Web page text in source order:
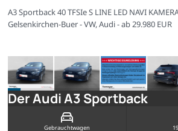
A3 Sportback 40 TFSIe S LINE LED NAVI
Gelsenkirchen-Buer - VW, Audi - ab 29.980 EUR
Der Audi A3 Sportback
Gebrauchtwagen